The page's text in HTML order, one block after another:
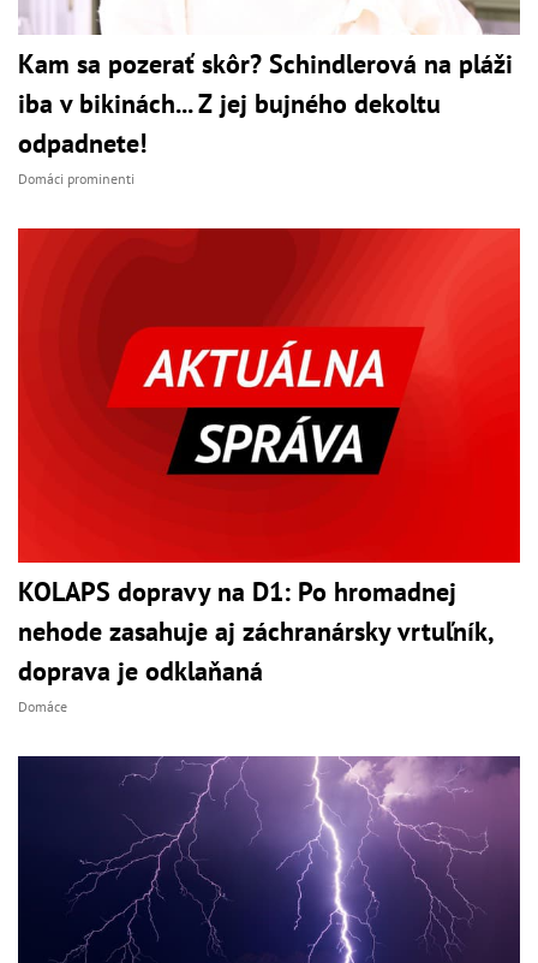
Kam sa pozerať skôr? Schindlerová na pláži
iba v bikinách... Z jej bujného dekoltu
odpadnete!
Domáci prominenti
KOLAPS dopravy na D1: Po hromadnej
nehode zasahuje aj záchranársky vrtuľník,
doprava je odklaňaná
Domáce